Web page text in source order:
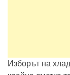
Изборът на